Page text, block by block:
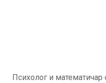
Психолог и математичар